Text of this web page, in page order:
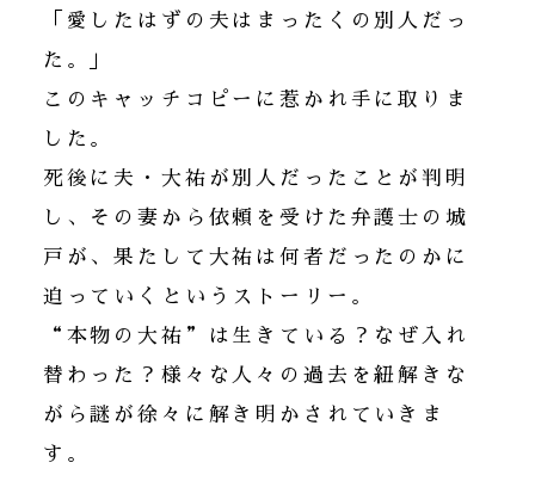
「愛したはずの夫はまったくの別人だっ
た。」
このキャッチコピーに惹かれ手に取りま
した。
死後に夫・大祐が別人だったことが判明
し、その妻から依頼を受けた弁護士の城
戸が、果たして大祐は何者だったのかに
迫っていくというストーリー。
“本物の大祐”は生きている？なぜ入れ
替わった？様々な人々の過去を紐解きな
がら謎が徐々に解き明かされていきま
す。